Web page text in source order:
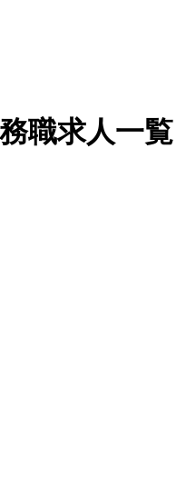
職求人一覧